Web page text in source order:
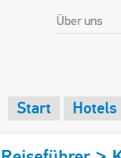
Über uns
Start Hotels